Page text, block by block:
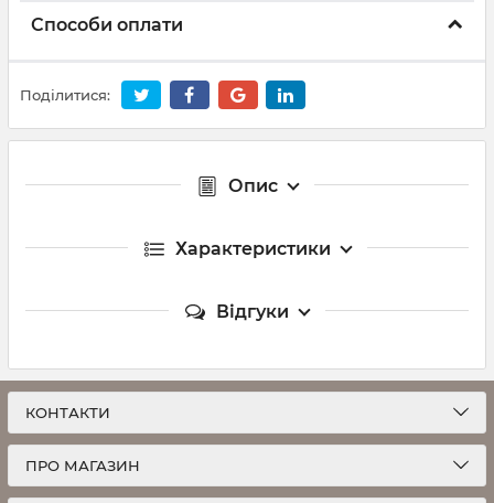
Способи оплати
Поділитися:
Опис
Характеристики
Відгуки
КОНТАКТИ
ПРО МАГАЗИН